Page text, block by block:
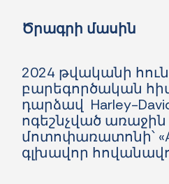
Ծրագրի մասին
2024 թվականի
բարեգործական
դարձավ Harley-
ոգեշնչված
մոտոփառատոնի՝
գլխավոր